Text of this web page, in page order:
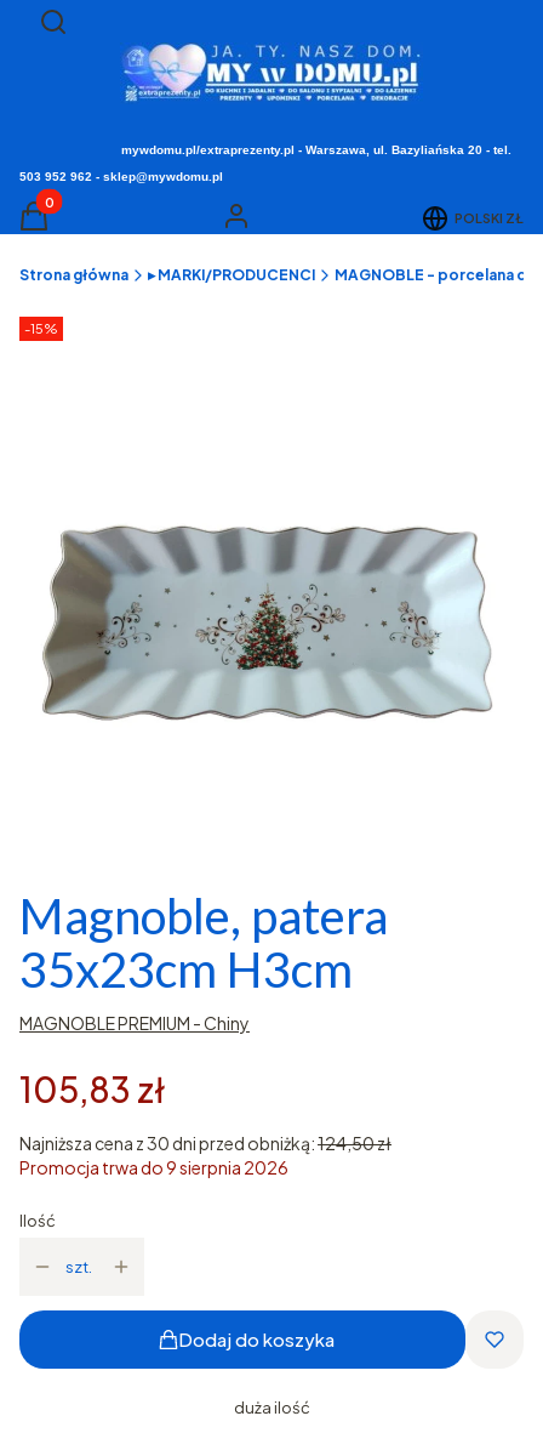
Otwórz wyszukiwarkę
Szukaj
mywdomu.pl/extraprezenty.pl - Warszawa, ul. Bazyliańska 20 - tel.
503 952 962 - sklep@mywdomu.pl
Produkty w koszyku: 0. Zobacz szczegóły
Koszyk Zaloguj się POLSKI ZŁ
Strona główna ▸ MARKI/PRODUCENCI MAGNOBLE - porcelana
Etykiety produktu
-15%
Magnoble, patera
35x23cm H3cm
MAGNOBLE PREMIUM - Chiny
105,83 zł
Najniższa cena z 30 dni przed obniżką:124,50 zł
Promocja trwa do 9 sierpnia 2026
Ilość
szt.
Dodaj do koszyka
duża ilość